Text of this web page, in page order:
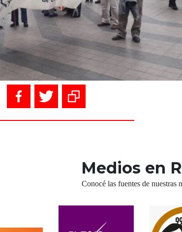
Medios en
Conocé las fuentes de nuestras